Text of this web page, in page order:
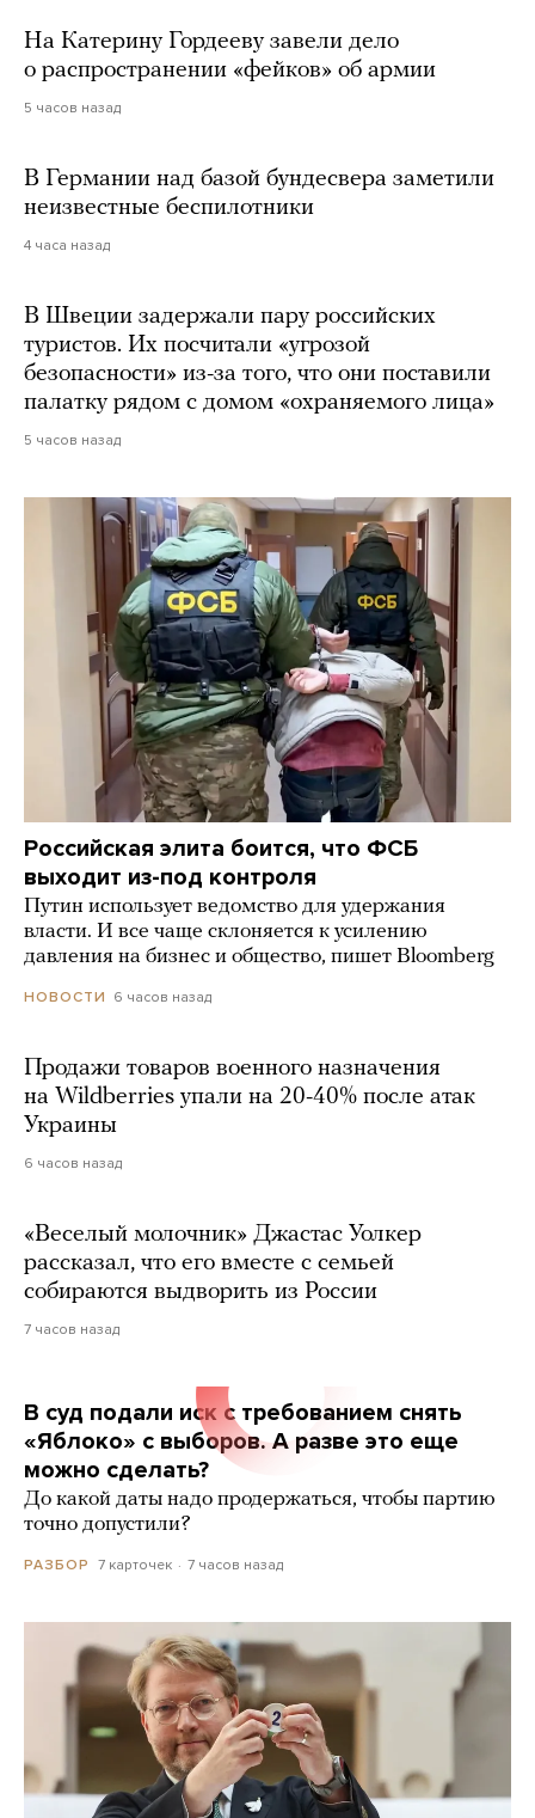
На Катерину Гордееву завели дело
о распространении «фейков» об армии
5 часов назад
В Германии над базой бундесвера заметили
неизвестные беспилотники
4 часа назад
В Швеции задержали пару российских
туристов. Их посчитали «угрозой
безопасности» из-за того, что они поставили
палатку рядом с домом «охраняемого лица»
5 часов назад
Российская элита боится, что ФСБ
выходит из-под контроля
Путин использует ведомство для удержания
власти. И все чаще склоняется к усилению
давления на бизнес и общество, пишет Bloomberg
НОВОСТИ 6 часов назад
Продажи товаров военного назначения
на Wildberries упали на 20-40% после атак
Украины
6 часов назад
«Веселый молочник» Джастас Уолкер
рассказал, что его вместе с семьей
собираются выдворить из России
7 часов назад
В суд подали иск с требованием снять
«Яблоко» с выборов. А разве это еще
можно сделать?
До какой даты надо продержаться, чтобы партию
точно допустили?
РАЗБОР 7 карточек 7 часов назад